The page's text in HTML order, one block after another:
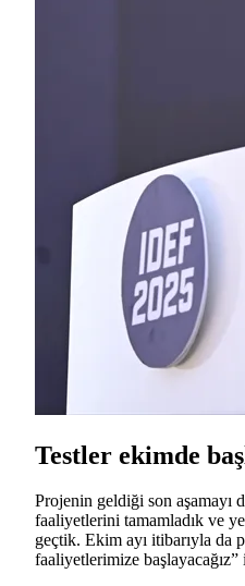
Testler ekimde
Projenin geldiği son aşamayı
faaliyetlerini tamamladık ve
geçtik. Ekim ayı itibarıyla da
faaliyetlerimize